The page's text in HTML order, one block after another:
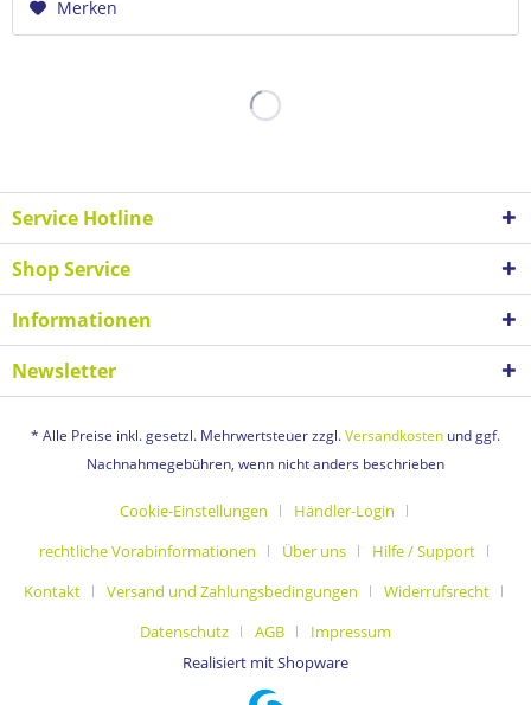
Merken
Service Hotline
Shop Service
Informationen
Newsletter
* Alle Preise inkl. gesetzl. Mehrwertsteuer zzgl.Versandkosten und ggf.
Nachnahmegebühren, wenn nicht anders beschrieben
Cookie-Einstellungen
Händler-Login
rechtliche Vorabinformationen
Über uns
Hilfe / Support
Kontakt
Versand und Zahlungsbedingungen
Widerrufsrecht
Datenschutz
AGB
Impressum
Realisiert mit Shopware